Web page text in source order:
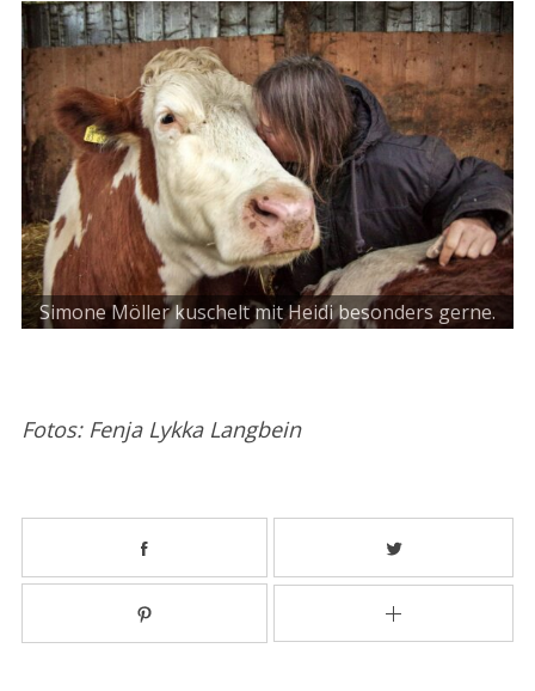
Simone Möller kuschelt mit Heidi besonders gerne.
Fotos: Fenja Lykka Langbein